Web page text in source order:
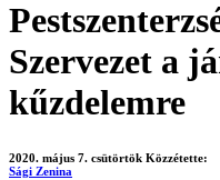
Szervezet a
kűzdelemre
2020. május 7. csütörtök Közzétette:
Sági Zenina